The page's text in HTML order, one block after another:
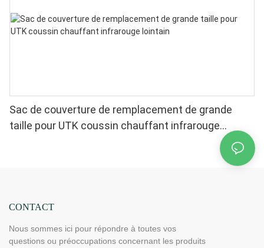
Sac de couverture de remplacement de grande
taille pour UTK coussin chauffant infrarouge
CONTACT
Nous sommes ici pour répondre à toutes vos
questions ou préoccupations concernant les produits